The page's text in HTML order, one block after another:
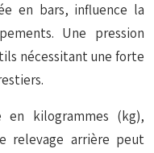
en bars, influence la
Une pression
nécessitant une forte
en kilogrammes (kg),
relevage arrière peut